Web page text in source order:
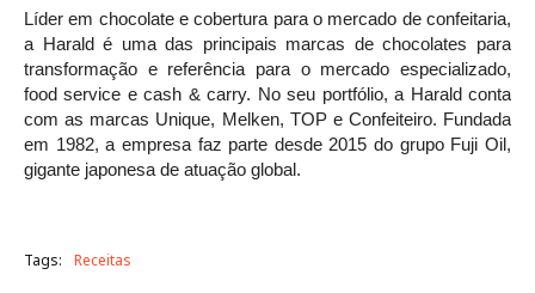
Líder em chocolate e cobertura para o mercado de confeitaria,
a Harald é uma das principais marcas de chocolates para
transformação e referência para o mercado especializado,
food service e cash & carry. No seu portfólio, a Harald conta
com as marcas Unique, Melken, TOP e Confeiteiro. Fundada
em 1982, a empresa faz parte desde 2015 do grupo Fuji Oil,
gigante japonesa de atuação global.
Tags: Receitas